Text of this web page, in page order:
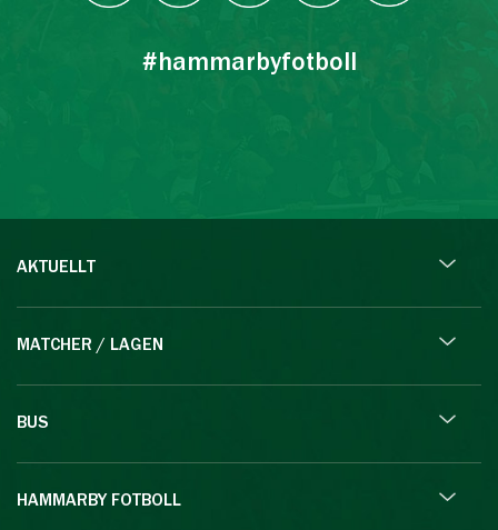
#hammarbyfotboll
AKTUELLT
MATCHER / LAGEN
BUS
HAMMARBY FOTBOLL